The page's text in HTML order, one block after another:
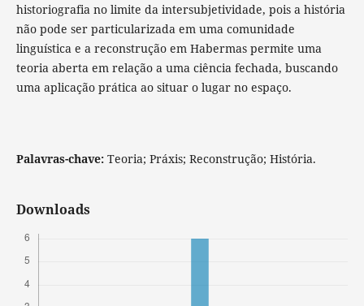
historiografia no limite da intersubjetividade, pois a história
não pode ser particularizada em uma comunidade
linguística e a reconstrução em Habermas permite uma
teoria aberta em relação a uma ciência fechada, buscando
uma aplicação prática ao situar o lugar no espaço.
Palavras-chave:Teoria; Práxis; Reconstrução; História.
Downloads